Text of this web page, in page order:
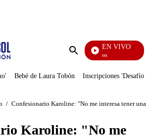
Enviar
EN VIVO
Los Informantes
Bebé de Laura Tobón Inscripciones 'Desafío'
/ Confesionario Karoline: "No me interesa tener una
Karoline: "No me